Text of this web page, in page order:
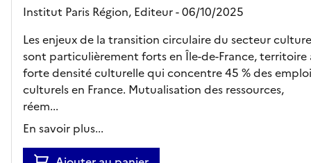
Institut Paris Région, Editeur- 06/10/2025
Les enjeux de la transition circulaire du secteur
sont particulièrement forts en Île-de-France, territoire
forte densité culturelle qui concentre 45 % des
culturels en France. Mutualisation des ressources,
réem...
En savoir plus...